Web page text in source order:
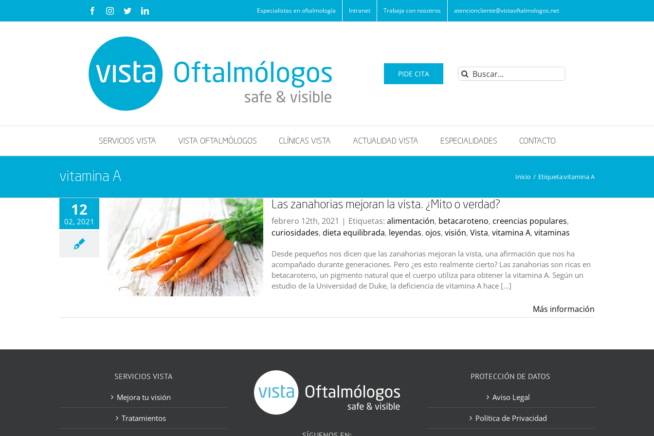
FacebookInstagram
TwitterLinkedIn Especialistas en oftalmología Intranet Trabaja con nosotros atencioncliente@vistaoftalmologos.net
PIDE CITA Buscar:
SERVICIOS VISTA VISTA OFTALMÓLOGOS CLÍNICAS VISTA ACTUALIDAD VISTA ESPECIALIDADES CONTACTO
vitamina A Inicio / Etiqueta:vitamina A
12
02, 2021
Las zanahorias mejoran la vista. ¿Mito o verdad?
febrero 12th, 2021 | Etiquetas: alimentación, betacaroteno, creencias populares,
curiosidades, dieta equilibrada, leyendas, ojos, visión, Vista, vitamina A, vitaminas
Desde pequeños nos dicen que las zanahorias mejoran la vista, una afirmación que nos ha
acompañado durante generaciones. Pero ¿es esto realmente cierto? Las zanahorias son ricas en
betacaroteno, un pigmento natural que el cuerpo utiliza para obtener la vitamina A. Según un
estudio de la Universidad de Duke, la deficiencia de vitamina A hace [...]
Más información
SERVICIOS VISTA
Mejora tu visión
Tratamientos
PROTECCIÓN DE DATOS
Aviso Legal
Política de Privacidad